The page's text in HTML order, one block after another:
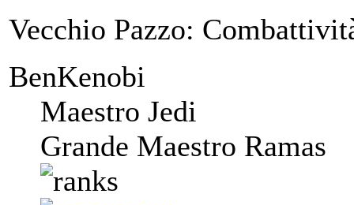
Vecchio Pazzo:
BenKenobi
Maestro Jedi
Grande Maestro Ramas